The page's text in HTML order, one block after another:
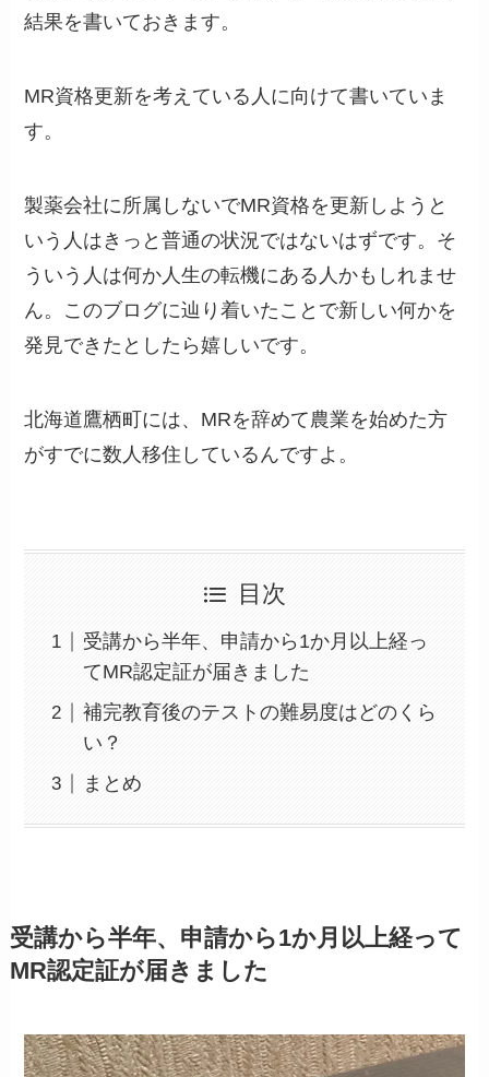
結果を書いておきます。
MR資格更新を考えている人に向けて書いていま
す。
製薬会社に所属しないでMR資格を更新しようと
いう人はきっと普通の状況ではないはずです。そ
ういう人は何か人生の転機にある人かもしれませ
ん。このブログに辿り着いたことで新しい何かを
発見できたとしたら嬉しいです。
北海道鷹栖町には、MRを辞めて農業を始めた方
がすでに数人移住しているんですよ。
目次
受講から半年、申請から1か月以上経っ
てMR認定証が届きました
補完教育後のテストの難易度はどのくら
い？
まとめ
受講から半年、申請から1か月以上経って
MR認定証が届きました